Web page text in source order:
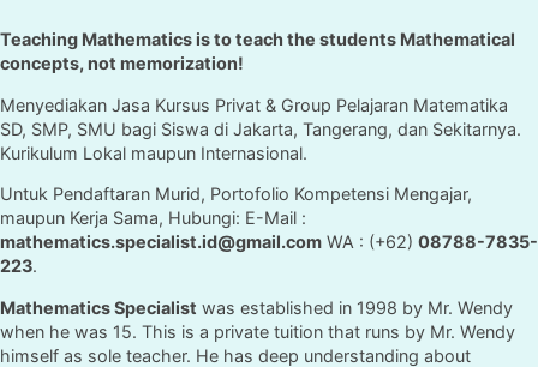
Teaching Mathematics is to teach the students Mathematical
concepts, not memorization!
Menyediakan Jasa Kursus Privat & Group Pelajaran Matematika
SD, SMP, SMU bagi Siswa di Jakarta, Tangerang, dan Sekitarnya.
Kurikulum Lokal maupun Internasional.
Untuk Pendaftaran Murid, Portofolio Kompetensi Mengajar,
maupun Kerja Sama, Hubungi: E-Mail :
mathematics.specialist.id@gmail.com WA : (+62) 08788-7835-
223.
Mathematics Specialist was established in 1998 by Mr. Wendy
when he was 15. This is a private tuition that runs by Mr. Wendy
himself as sole teacher. He has deep understanding about